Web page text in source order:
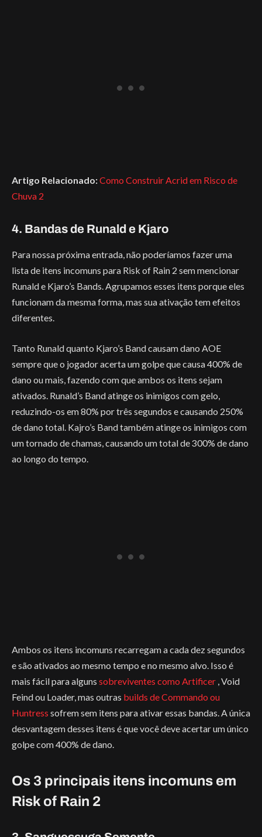
Artigo Relacionado:Como Construir Acrid em Risco de
Chuva 2
4. Bandas de Runald e Kjaro
Para nossa próxima entrada, não poderíamos fazer uma
lista de itens incomuns para Risk of Rain 2 sem mencionar
Runald e Kjaro’s Bands. Agrupamos esses itens porque eles
funcionam da mesma forma, mas sua ativação tem efeitos
diferentes.
Tanto Runald quanto Kjaro’s Band causam dano AOE
sempre que o jogador acerta um golpe que causa 400% de
dano ou mais, fazendo com que ambos os itens sejam
ativados. Runald’s Band atinge os inimigos com gelo,
reduzindo-os em 80% por três segundos e causando 250%
de dano total. Kajro’s Band também atinge os inimigos com
um tornado de chamas, causando um total de 300% de dano
ao longo do tempo.
Ambos os itens incomuns recarregam a cada dez segundos
e são ativados ao mesmo tempo e no mesmo alvo. Isso é
mais fácil para alguns sobreviventes como Artificer , Void
Feind ou Loader, mas outras builds de Commando ou
Huntress sofrem sem itens para ativar essas bandas. A única
desvantagem desses itens é que você deve acertar um único
golpe com 400% de dano.
Os 3 principais itens incomuns em
Risk of Rain 2